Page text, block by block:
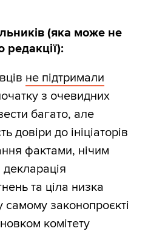
(яка може не
редакції):
не підтримали
з очевидних
багато, але
довіри до ініціаторів
фактами, нічим
декларація
та ціла низка
самому законопроєкті
комітету